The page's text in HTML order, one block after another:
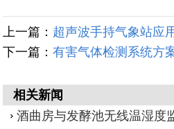
上一篇： 超声波手持气象站应
下一篇：有害气体检测系统方
相关新闻
酒曲房与发酵池无线温湿度